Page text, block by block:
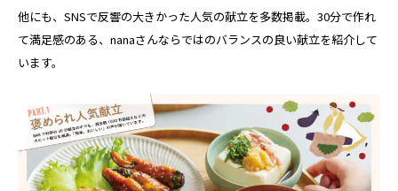
他にも、SNSで反響の大きかった人気の献立を多数掲載。30分で作れ
て満足感のある、nanaさんならではのバランスの良い献立を紹介して
います。